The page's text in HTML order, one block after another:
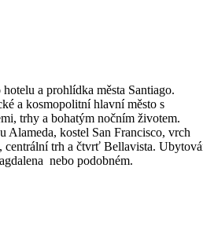
a prohlídka města Santiago.
a kosmopolitní hlavní město s
trhy a bohatým nočním životem.
kostel San Francisco, vrch
centrální trh a čtvrť Bellavista.
nebo podobném.